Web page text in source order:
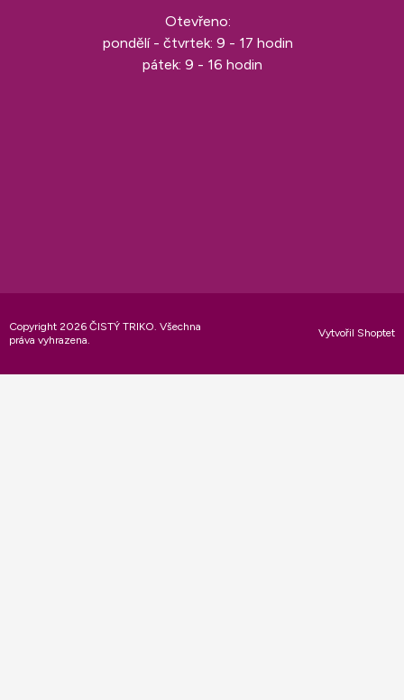
Otevřeno:
pondělí - čtvrtek: 9 - 17 hodin
pátek: 9 - 16 hodin
Vytvořil Shoptet
Copyright 2026 ČISTÝ TRIKO . Všechna
práva vyhrazena.